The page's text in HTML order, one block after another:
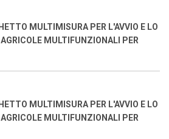
MULTIMISURA PER L'AVVIO E LO
MULTIFUNZIONALI PER
TURISTICA DELL'AREA - NUOVA
MULTIMISURA PER L'AVVIO E LO
MULTIFUNZIONALI PER
TURISTICA DELL'AREA - NUOVA